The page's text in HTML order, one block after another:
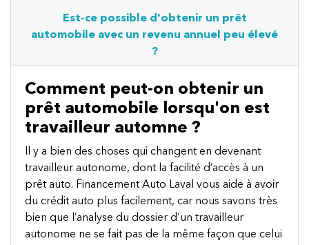
Est-ce possible d'obtenir un prêt
automobile avec un revenu annuel peu élevé
?
Comment peut-on obtenir un
prêt automobile lorsqu'on est
travailleur automne ?
Il y a bien des choses qui changent en devenant
travailleur autonome, dont la facilité d’accès à un
prêt auto. Financement Auto Laval vous aide à avoir
du crédit auto plus facilement, car nous savons très
bien que l’analyse du dossier d’un travailleur
autonome ne se fait pas de la même façon que celui